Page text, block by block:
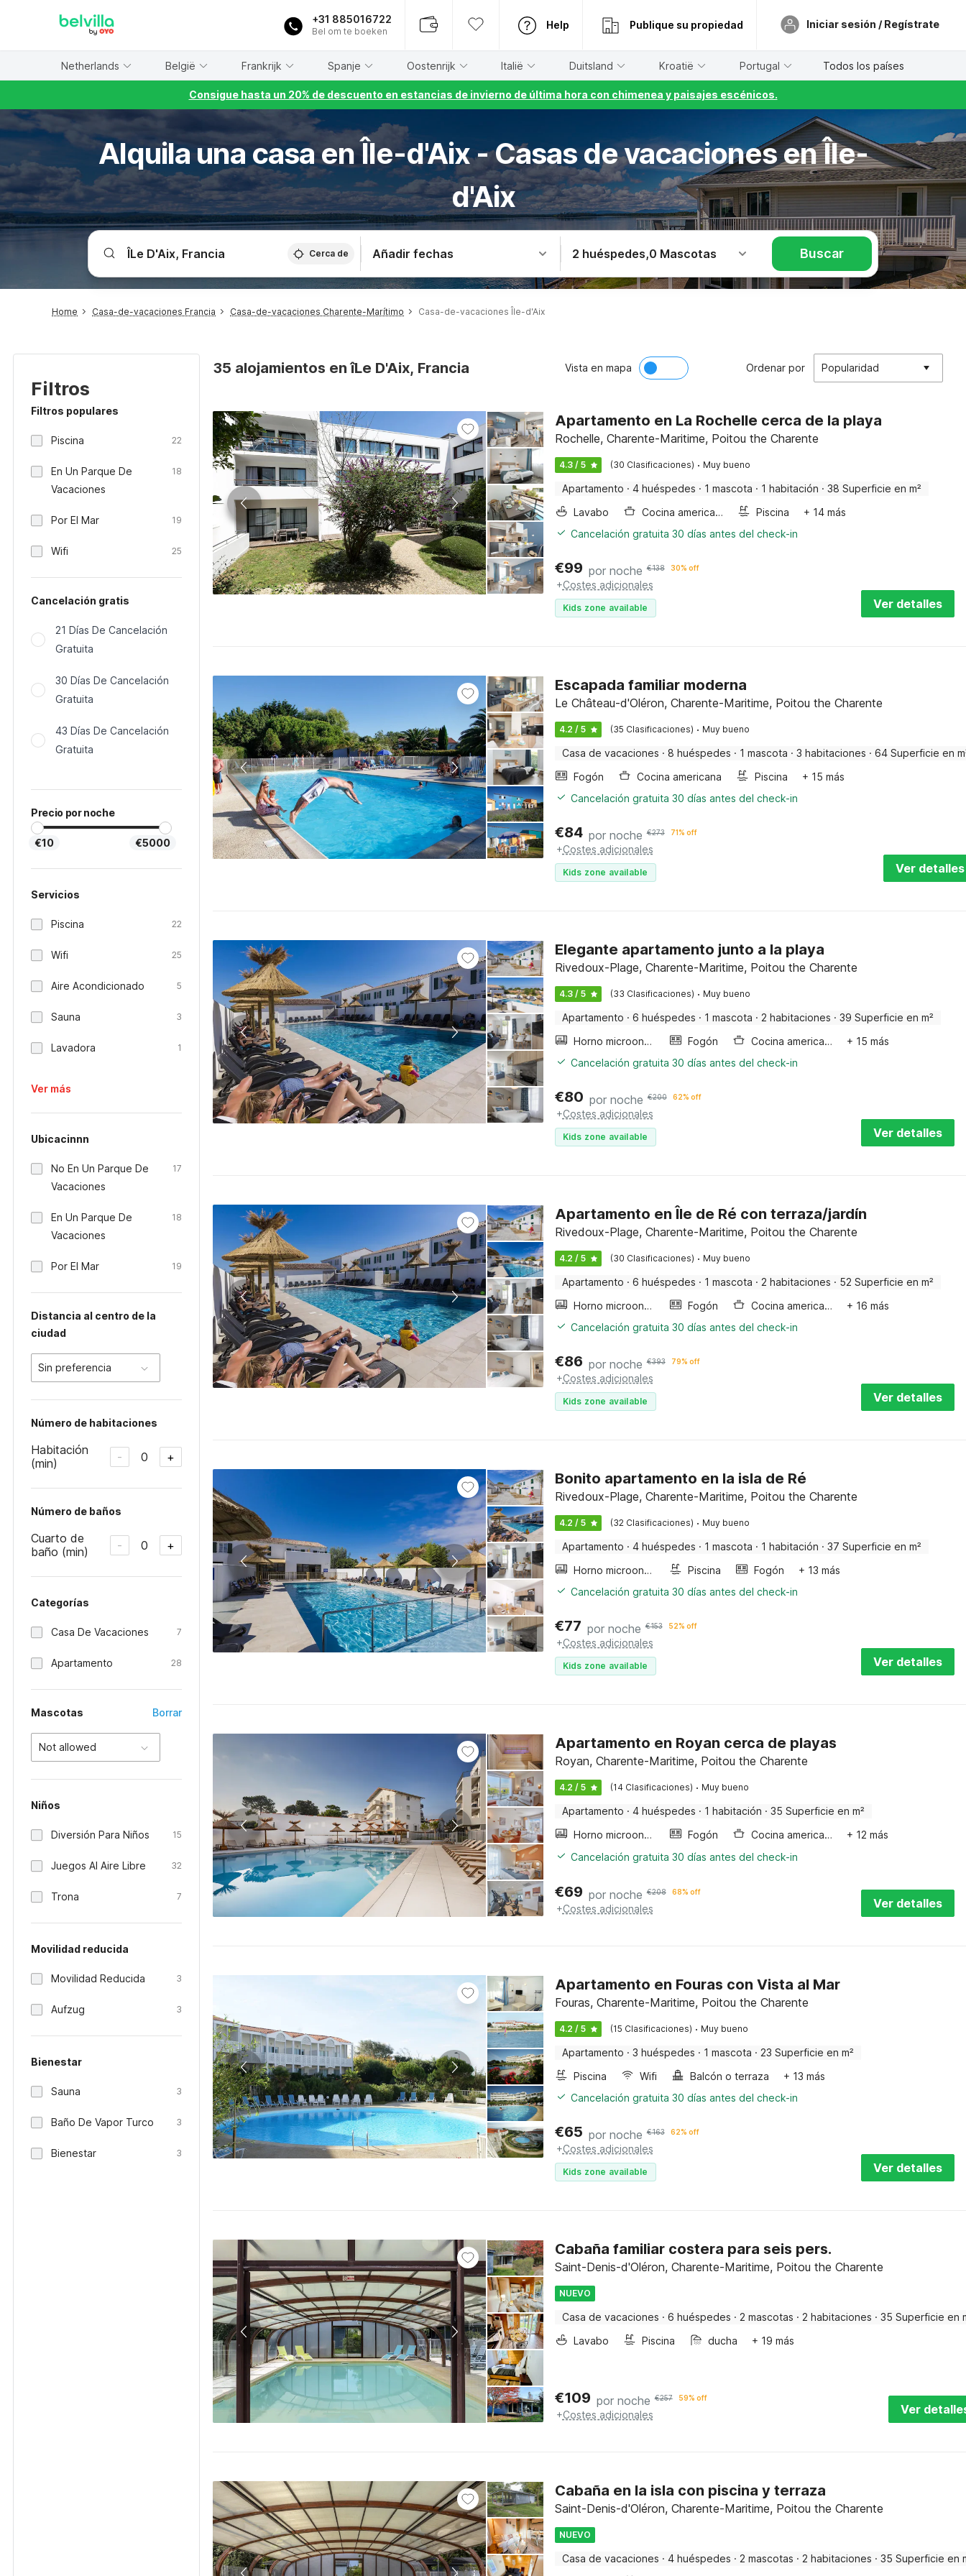
+31 885016722
Bel om te boeken
Help Publique su propiedad Iniciar sesión / Regístrate
Netherlands België Frankrijk Spanje Oostenrijk Italië Duitsland Kroatië Portugal Todos los países
Consigue hasta un 20% de descuento en estancias de invierno de última hora con chimenea y paisajes escénicos.
Alquila una casa en Île-d'Aix - Casas de vacaciones en Île-
d'Aix
Cerca de Añadir fechas 2 huéspedes,0 Mascotas Buscar
Home Casa-de-vacaciones Francia Casa-de-vacaciones Charente-Marítimo Casa-de-vacaciones Île-d'Aix
Filtros
Filtros populares
Piscina 22
En Un Parque De
Vacaciones
18
Por El Mar 19
Wifi 25
Cancelación gratis
21 Días De Cancelación
Gratuita
30 Días De Cancelación
Gratuita
43 Días De Cancelación
Gratuita
Precio por noche
€10 €5000
Servicios
Piscina 22
Wifi 25
Aire Acondicionado 5
Sauna 3
Lavadora 1
Ver más
Ubicacinnn
No En Un Parque De
Vacaciones
17
En Un Parque De
Vacaciones
18
Por El Mar 19
Distancia al centro de la
ciudad
Sin preferencia
Número de habitaciones
Habitación
(min)
- 0 +
Número de baños
Cuarto de
baño (min)
- 0 +
Categorías
Casa De Vacaciones 7
Apartamento 28
Mascotas Borrar
Not allowed
Niños
Diversión Para Niños 15
Juegos Al Aire Libre 32
Trona 7
Movilidad reducida
Movilidad Reducida 3
Aufzug 3
Bienestar
Sauna 3
Baño De Vapor Turco 3
Bienestar 3
35 alojamientos en îLe D'Aix, Francia Vista en mapa Ordenar por Popularidad
Apartamento en La Rochelle cerca de la playa
Rochelle, Charente-Maritime, Poitou the Charente
4.3 / 5 (30 Clasificaciones) · Muy bueno
Apartamento · 4 huéspedes · 1 mascota · 1 habitación · 38 Superficie en m²
Lavabo
Cocina americana Piscina
+ 14 más
Cancelación gratuita 30 días antes del check-in
€99 por noche €138 30% off
+Costes adicionales
Kids zone available Ver detalles
Escapada familiar moderna
Le Château-d'Oléron, Charente-Maritime, Poitou the Charente
4.2 / 5 (35 Clasificaciones) · Muy bueno
Casa de vacaciones · 8 huéspedes · 1 mascota · 3 habitaciones · 64 Superficie en
Fogón
Cocina americana Piscina
+ 15 más
Cancelación gratuita 30 días antes del check-in
€84 por noche €273 71% off
+Costes adicionales
Kids zone available Ver detalles
Elegante apartamento junto a la playa
Rivedoux-Plage, Charente-Maritime, Poitou the Charente
4.3 / 5 (33 Clasificaciones) · Muy bueno
Apartamento · 6 huéspedes · 1 mascota · 2 habitaciones · 39 Superficie en m²
Horno microondas
Fogón Cocina americana
+ 15 más
Cancelación gratuita 30 días antes del check-in
€80 por noche €200 62% off
+Costes adicionales
Kids zone available Ver detalles
Apartamento en Île de Ré con terraza/jardín
Rivedoux-Plage, Charente-Maritime, Poitou the Charente
4.2 / 5 (30 Clasificaciones) · Muy bueno
Apartamento · 6 huéspedes · 1 mascota · 2 habitaciones · 52 Superficie en m²
Horno microondas
Fogón Cocina americana
+ 16 más
Cancelación gratuita 30 días antes del check-in
€86 por noche €393 79% off
+Costes adicionales
Kids zone available Ver detalles
Bonito apartamento en la isla de Ré
Rivedoux-Plage, Charente-Maritime, Poitou the Charente
4.2 / 5 (32 Clasificaciones) · Muy bueno
Apartamento · 4 huéspedes · 1 mascota · 1 habitación · 37 Superficie en m²
Horno microondas
Piscina Fogón
+ 13 más
Cancelación gratuita 30 días antes del check-in
€77 por noche €153 52% off
+Costes adicionales
Kids zone available Ver detalles
Apartamento en Royan cerca de playas
Royan, Charente-Maritime, Poitou the Charente
4.2 / 5 (14 Clasificaciones) · Muy bueno
Apartamento · 4 huéspedes · 1 habitación · 35 Superficie en m²
Horno microondas
Fogón Cocina americana
+ 12 más
Cancelación gratuita 30 días antes del check-in
€69 por noche €208 68% off
+Costes adicionales Ver detalles
Apartamento en Fouras con Vista al Mar
Fouras, Charente-Maritime, Poitou the Charente
4.2 / 5 (15 Clasificaciones) · Muy bueno
Apartamento · 3 huéspedes · 1 mascota · 23 Superficie en m²
Piscina
Wifi Balcón o terraza
+ 13 más
Cancelación gratuita 30 días antes del check-in
€65 por noche €163 62% off
+Costes adicionales
Kids zone available Ver detalles
Cabaña familiar costera para seis pers.
Saint-Denis-d'Oléron, Charente-Maritime, Poitou the Charente
NUEVO
Casa de vacaciones · 6 huéspedes · 2 mascotas · 2 habitaciones · 35 Superficie en
Lavabo
Piscina ducha + 19 más
€109 por noche €257 59% off
+Costes adicionales Ver
Cabaña en la isla con piscina y terraza
Saint-Denis-d'Oléron, Charente-Maritime, Poitou the Charente
NUEVO
Casa de vacaciones · 4 huéspedes · 2 mascotas · 2 habitaciones · 35 Superficie en